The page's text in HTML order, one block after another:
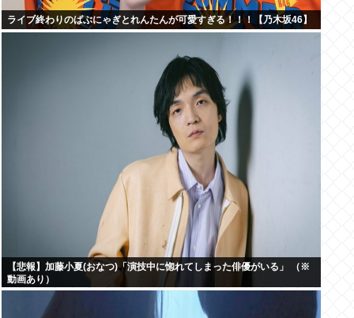
ライブ終わりのばぶにゃぎとれんたんが可愛すぎる！！！【乃木坂46】
【悲報】加藤小夏(おなつ)「演技中に惚れてしまった俳優がいる」 （※
動画あり）